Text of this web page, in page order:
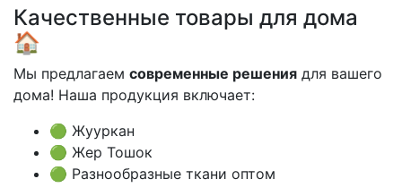
Качественные товары для дома
🏠
Мы предлагаем современные решения для вашего
дома! Наша продукция включает:
🟢 Жууркан
🟢 Жер Тошок
🟢 Разнообразные ткани оптом